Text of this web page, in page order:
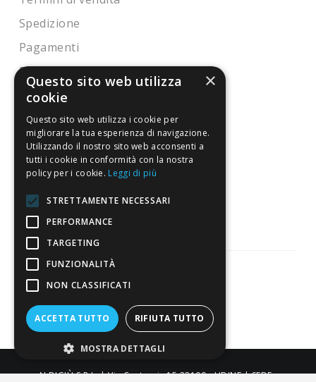
Spedizione
Pagamenti
Resi
4,7/5
Eccellente
3.821
Recensioni
Pagamenti sicuri
ALDIGIÙ S.R.L. | Via Cortazzis 15 33100 - UDINE | SEDE
×
Questo sito web utilizza
cookie
Questo sito web utilizza i cookie per
migliorare la tua esperienza di navigazione.
Utilizzando il nostro sito web acconsenti a
tutti i cookie in conformità con la nostra
policy per i cookie. Leggi di più
STRETTAMENTE NECESSARI
PERFORMANCE
TARGETING
FUNZIONALITÀ
NON CLASSIFICATI
ACCETTA TUTTO RIFIUTA TUTTO
MOSTRA DETTAGLI